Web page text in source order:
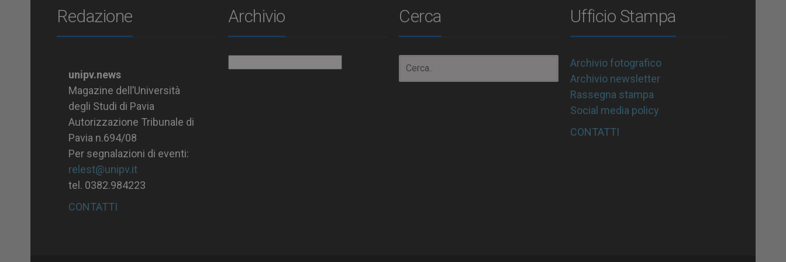
Redazione
unipv.news
Magazine dell’Università
degli Studi di Pavia
Autorizzazione Tribunale di
Pavia n.694/08
Per segnalazioni di eventi:
relest@unipv.it
tel. 0382.984223
CONTATTI
Archivio Cerca Ufficio Stampa
Archivio fotografico
Archivio newsletter
Rassegna stampa
Social media policy
CONTATTI